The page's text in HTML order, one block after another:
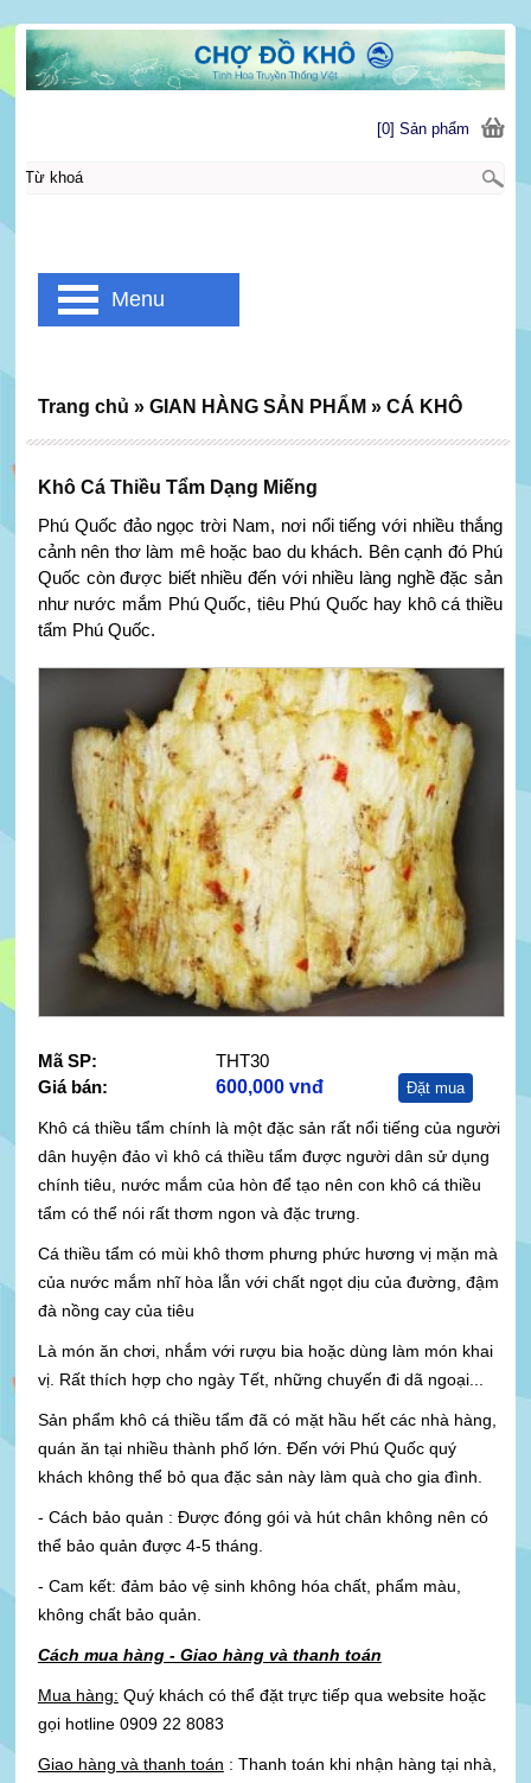
Khô Cá Thiều Tẩm Dạng Miếng
Phú Quốc đảo ngọc trời Nam, nơi nổi tiếng với nhiều thắng
cảnh nên thơ làm mê hoặc bao du khách. Bên cạnh đó Phú
Quốc còn được biết nhiều đến với nhiều làng nghề đặc sản
như nước mắm Phú Quốc, tiêu Phú Quốc hay khô cá thiều
tẩm Phú Quốc.
Mã SP:
THT30
Giá bán:
600,000 vnđ Đặt mua
Khô cá thiều tẩm chính là một đặc sản rất nổi tiếng của người
dân huyện đảo vì khô cá thiều tẩm được người dân sử dụng
chính tiêu, nước mắm của hòn để tạo nên con khô cá thiều
tẩm có thể nói rất thơm ngon và đặc trưng.
Cá thiều tẩm có mùi khô thơm phưng phức hương vị mặn mà
của nước mắm nhĩ hòa lẫn với chất ngọt dịu của đường, đậm
đà nồng cay của tiêu
Là món ăn chơi, nhắm với rượu bia hoặc dùng làm món khai
vị. Rất thích hợp cho ngày Tết, những chuyến đi dã ngoại...
Sản phẩm khô cá thiều tẩm đã có mặt hầu hết các nhà hàng,
quán ăn tại nhiều thành phố lớn. Đến với Phú Quốc quý
khách không thể bỏ qua đặc sản này làm quà cho gia đình.
- Cách bảo quản : Được đóng gói và hút chân không nên có
thể bảo quản được 4-5 tháng.
- Cam kết: đảm bảo vệ sinh không hóa chất, phẩm màu,
không chất bảo quản.
Cách mua hàng - Giao hàng và thanh toán
Mua hàng: Quý khách có thể đặt trực tiếp qua website hoặc
gọi hotline 0909 22 8083
Giao hàng và thanh toán : Thanh toán khi nhận hàng tại nhà,
Trang chủ » GIAN HÀNG SẢN PHẨM » CÁ KHÔ
[0] Sản phẩm
Menu